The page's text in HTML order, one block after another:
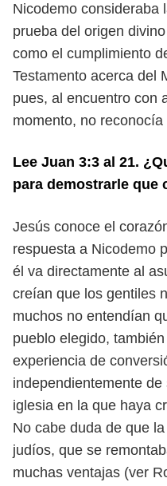
Nicodemo consideraba
prueba del origen divino
como el cumplimiento
Testamento acerca del
pues, al encuentro con
momento, no
Lee Juan 3:3 al 21.
para demostrarle que
Jesús conoce el
respuesta a Nicodemo
él va directamente al
creían que los gentiles
muchos no entendían
pueblo elegido,
experiencia de conver
independientemente
iglesia en la que haya
No cabe duda de que
judíos, que se
muchas ventajas (ver